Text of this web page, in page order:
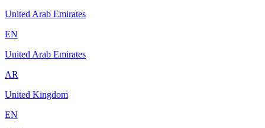
United Arab Emirates
EN
United Arab Emirates
AR
United Kingdom
EN